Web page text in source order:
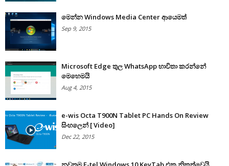
මෙන්න Windows Media Center ආයෙමත්
Sep 9, 2015
Microsoft Edge තුල WhatsApp භාවිතා කරන්නේ
මෙහෙමයි
Aug 4, 2015
e-wis Octa T900N Tablet PC Hands On Review
සිංහලෙන් [ Video]
Dec 22, 2015